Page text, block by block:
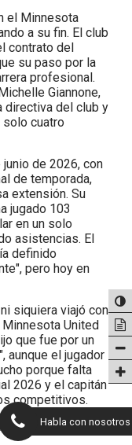
el Minnesota
a su fin. El club
contrato del
su paso por la
profesional.
Giannone,
directiva del club y
solo cuatro
de 2026, con
de temporada,
extensión. Su
jugado 103
en un solo
asistencias. El
definido
pero hoy en
siquiera viajó con
United
que fue por un
aunque el jugador
porque falta
2026 y el capitán
competitivos.
se acerca
Habla con nosotros